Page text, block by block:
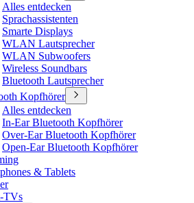
Alles entdecken
Sprachassistenten
Smarte Displays
WLAN Lautsprecher
WLAN Subwoofers
Wireless Soundbars
Bluetooth Lautsprecher
Kopfhörer
Alles entdecken
In-Ear Bluetooth Kopfhörer
Over-Ear Bluetooth Kopfhörer
Open-Ear Bluetooth Kopfhörer
& Tablets
TVs